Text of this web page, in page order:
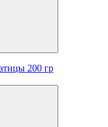
200 гр